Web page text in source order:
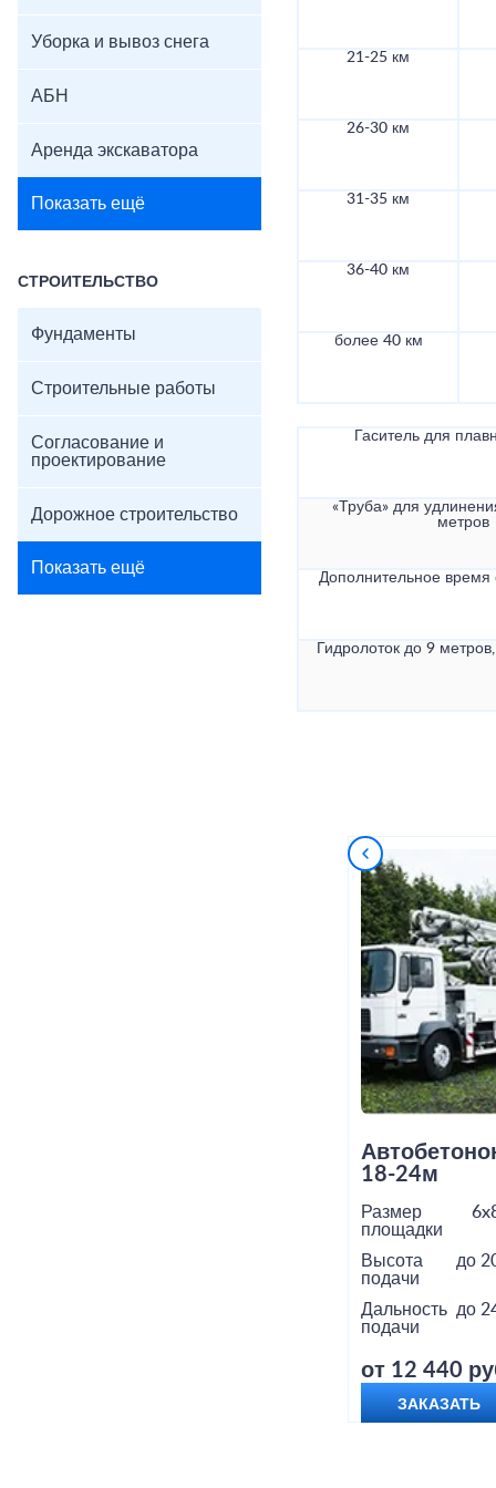
Уборка и вывоз снега
АБН
Аренда экскаватора
Показать ещё
СТРОИТЕЛЬСТВО
Фундаменты
Строительные работы
Согласование и
проектирование
Дорожное строительство
Показать ещё
21-25 км
26-30 км
31-35 км
36-40 км
более 40 км
Гаситель для
«Труба» для
метров
Дополнительное
Гидролоток до 9
18-24м
Размер
площадки
Высота
подачи
до
Дальность
подачи
до
от 12 440
ЗАКАЗАТЬ